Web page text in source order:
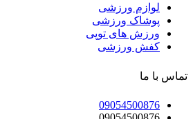
لوازم ورزشی
پوشاک ورزشی
ورزش های توپی
کفش ورزشی
تماس با ما
09054500876